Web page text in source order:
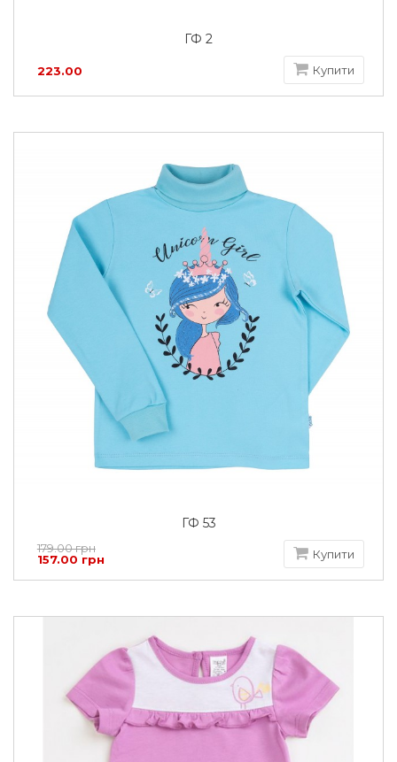
ГФ 2
223.00 Купити
ГФ 53
179.00 грн
157.00 грн
Купити